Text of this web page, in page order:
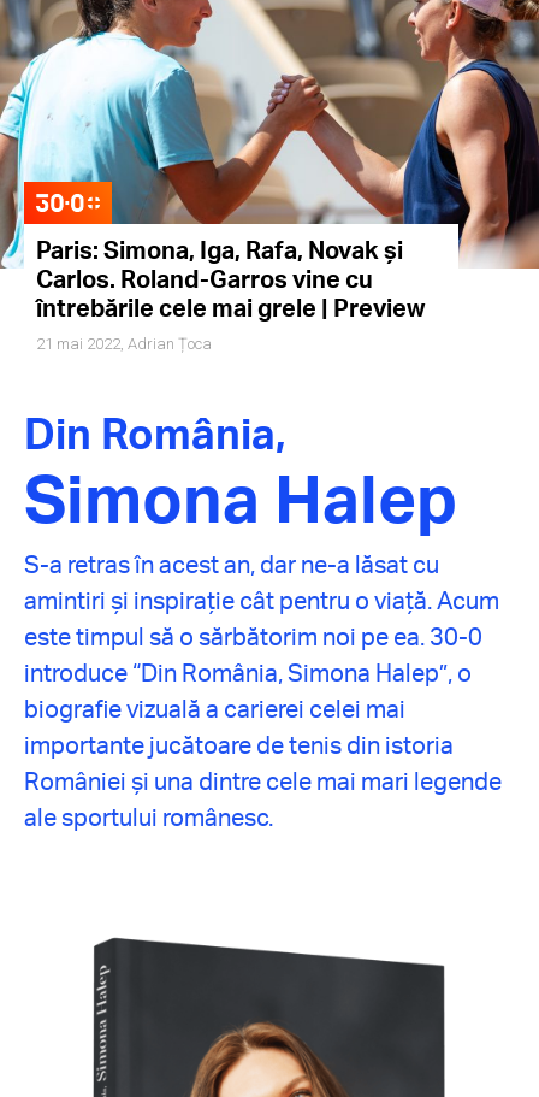
Paris: Simona, Iga, Rafa, Novak și
Carlos. Roland-Garros vine cu
întrebările cele mai grele | Preview
21 mai 2022, Adrian Țoca
Din România,
Simona Halep
S-a retras în acest an, dar ne-a lăsat cu
amintiri și inspirație cât pentru o viață. Acum
este timpul să o sărbătorim noi pe ea. 30-0
introduce “Din România, Simona Halep”, o
biografie vizuală a carierei celei mai
importante jucătoare de tenis din istoria
României și una dintre cele mai mari legende
ale sportului românesc.